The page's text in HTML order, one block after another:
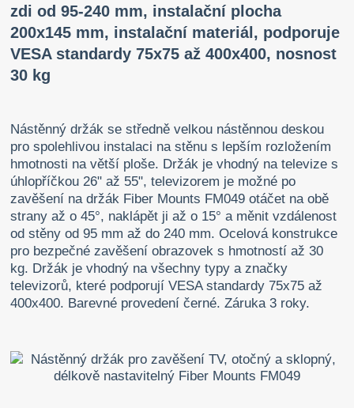
zdi od 95-240 mm, instalační plocha
200x145 mm, instalační materiál, podporuje
VESA standardy 75x75 až 400x400, nosnost
30 kg
Nástěnný držák se středně velkou nástěnnou deskou
pro spolehlivou instalaci na stěnu s lepším rozložením
hmotnosti na větší ploše. Držák je vhodný na televize s
úhlopříčkou 26" až 55", televizorem je možné po
zavěšení na držák Fiber Mounts FM049 otáčet na obě
strany až o 45°, naklápět ji až o 15° a měnit vzdálenost
od stěny od 95 mm až do 240 mm. Ocelová konstrukce
pro bezpečné zavěšení obrazovek s hmotností až 30
kg. Držák je vhodný na všechny typy a značky
televizorů, které podporují VESA standardy 75x75 až
400x400. Barevné provedení černé. Záruka 3 roky.